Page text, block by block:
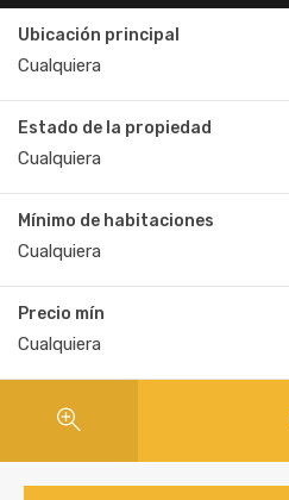
Ubicación principal
Cualquiera
Estado de la propiedad
Cualquiera
Mínimo de habitaciones
Cualquiera
Precio mín
Cualquiera